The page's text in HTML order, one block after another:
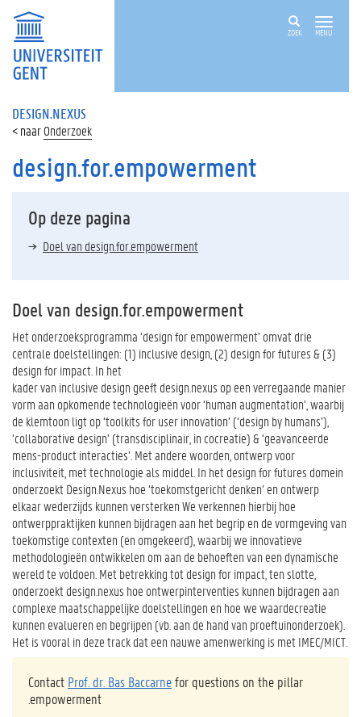
ZOEK MENU
DESIGN.NEXUS
Onderzoek
design.for.empowerment
Op deze pagina
Doel van design.for.empowerment
Doel van design.for.empowerment
Het onderzoeksprogramma ‘design for empowerment’ omvat drie
centrale doelstellingen: (1) inclusive design, (2) design for futures & (3)
design for impact. In het
kader van inclusive design geeft design.nexus op een verregaande manier
vorm aan opkomende technologieën voor ‘human augmentation’, waarbij
de klemtoon ligt op ‘toolkits for user innovation’ (‘design by humans’),
‘collaborative design’ (transdisciplinair, in cocreatie) & ‘geavanceerde
mens-product interacties’. Met andere woorden, ontwerp voor
inclusiviteit, met technologie als middel. In het design for futures domein
onderzoekt Design.Nexus hoe ‘toekomstgericht denken’ en ontwerp
elkaar wederzijds kunnen versterken We verkennen hierbij hoe
ontwerppraktijken kunnen bijdragen aan het begrip en de vormgeving van
toekomstige contexten (en omgekeerd), waarbij we innovatieve
methodologieën ontwikkelen om aan de behoeften van een dynamische
wereld te voldoen. Met betrekking tot design for impact, ten slotte,
onderzoekt design.nexus hoe ontwerpinterventies kunnen bijdragen aan
complexe maatschappelijke doelstellingen en hoe we waardecreatie
kunnen evalueren en begrijpen (vb. aan de hand van proeftuinonderzoek).
Het is vooral in deze track dat een nauwe amenwerking is met IMEC/MICT.
Contact Prof. dr. Bas Baccarnefor questions on the pillar
.empowerment